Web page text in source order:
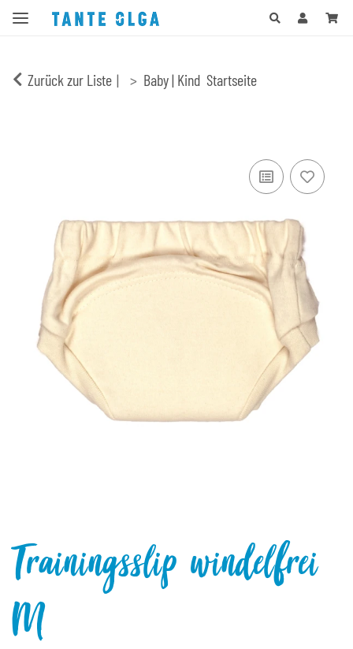
Zurück zur Liste Baby | Kind Startseite
Trainingsslip windelfrei
M